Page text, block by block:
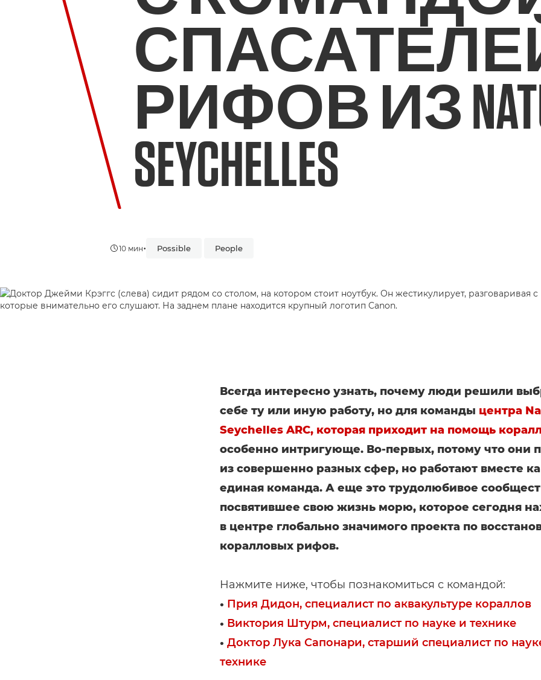
РИФОВ ИЗ
SEYCHELLES
10 мин• Possible People
Всегда интересно узнать, почему люди решили
себе ту или иную работу, но для команды центра
Seychelles ARC, которая приходит на помощь
особенно интригующе. Во-первых, потому что они
из совершенно разных сфер, но работают вместе
единая команда. А еще это трудолюбивое
посвятившее свою жизнь морю, которое сегодня
в центре глобально значимого проекта по
коралловых рифов.
Нажмите ниже, чтобы познакомиться с командой:
• Прия Дидон, специалист по аквакультуре кораллов
• Виктория Штурм, специалист по науке и технике
• Доктор Лука Сапонари, старший специалист по
технике